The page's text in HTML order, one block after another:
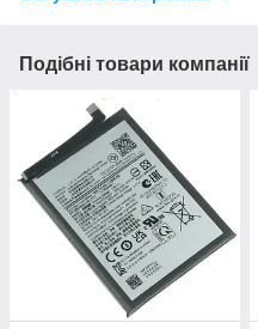
Подібні товари компанії